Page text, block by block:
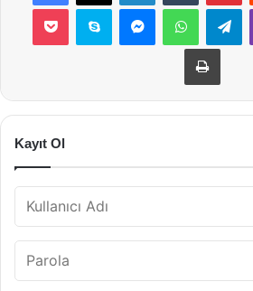
Pocket Skype Messenger
Yazdır
Kayıt Ol